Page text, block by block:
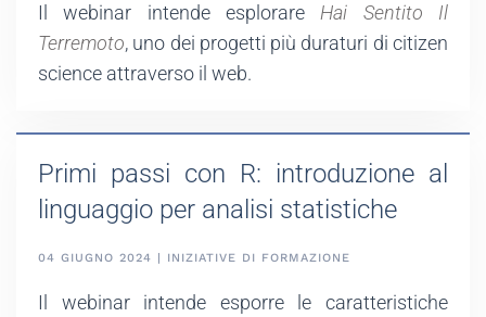
Il webinar intende esplorare Hai Sentito Il
Terremoto, uno dei progetti più duraturi di citizen
science attraverso il web.
Primi passi con R: introduzione al
linguaggio per analisi statistiche
04 GIUGNO 2024 | INIZIATIVE DI FORMAZIONE
Il webinar intende esporre le caratteristiche